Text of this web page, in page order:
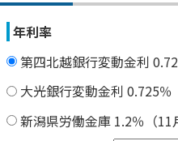
年利率
第四北越銀行変動金利
大光銀行変動金利 0.725％
新潟県労働金庫 1.2％（11